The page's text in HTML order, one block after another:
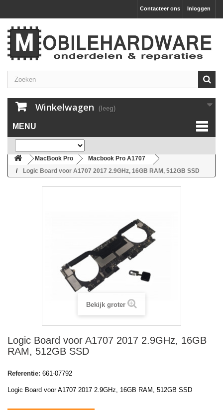
Inloggen
Contacteer ons
Winkelwagen (leeg)
MENU
MacBook Pro
Macbook Pro A1707
Logic Board voor A1707 2017 2.9GHz, 16GB RAM, 512GB SSD
Bekijk groter
Logic Board voor A1707 2017 2.9GHz, 16GB
RAM, 512GB SSD
Referentie: 661-07792
Logic Board voor A1707 2017 2.9GHz, 16GB RAM, 512GB SSD